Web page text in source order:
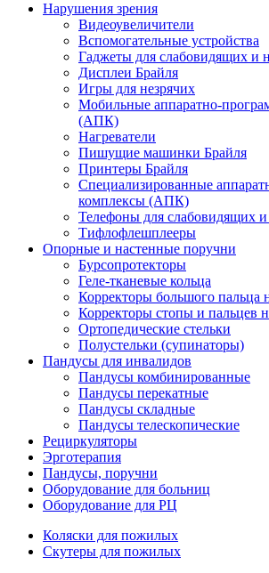
Нарушения зрения
Видеоувеличители
Вспомогательные устройства
Гаджеты для слабовидящих и
Дисплеи Брайля
Игры для незрячих
Мобильные аппаратно-
(АПК)
Нагреватели
Пишущие машинки Брайля
Принтеры Брайля
Специализированные
комплексы (АПК)
Телефоны для слабовидящих
Тифлофлешплееры
Опорные и настенные поручни
Бурсопротекторы
Геле-тканевые кольца
Корректоры большого пальца
Корректоры стопы и пальцев
Ортопедические стельки
Полустельки (супинаторы)
Пандусы для инвалидов
Пандусы комбинированные
Пандусы перекатные
Пандусы складные
Пандусы телескопические
Рециркуляторы
Эрготерапия
Пандусы, поручни
Оборудование для больниц
Оборудование для РЦ
Коляски для пожилых
Скутеры для пожилых